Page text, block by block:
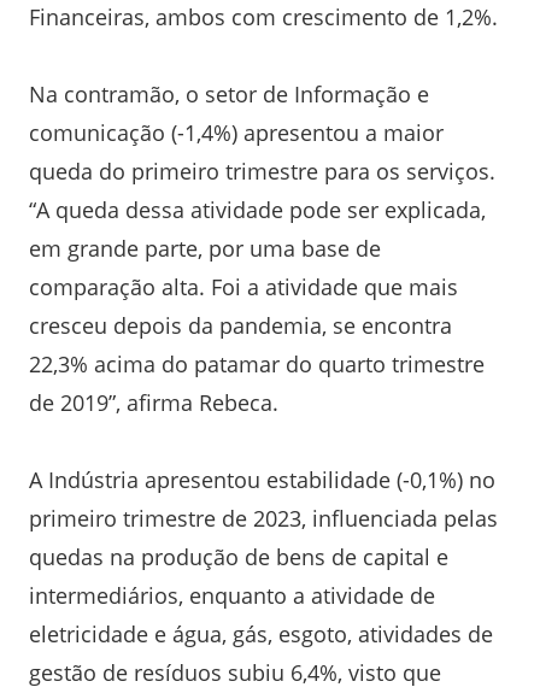
Financeiras, ambos com crescimento de 1,2%.
Na contramão, o setor de Informação e
comunicação (-1,4%) apresentou a maior
queda do primeiro trimestre para os serviços.
“A queda dessa atividade pode ser explicada,
em grande parte, por uma base de
comparação alta. Foi a atividade que mais
cresceu depois da pandemia, se encontra
22,3% acima do patamar do quarto trimestre
de 2019”, afirma Rebeca.
A Indústria apresentou estabilidade (-0,1%) no
primeiro trimestre de 2023, influenciada pelas
quedas na produção de bens de capital e
intermediários, enquanto a atividade de
eletricidade e água, gás, esgoto, atividades de
gestão de resíduos subiu 6,4%, visto que